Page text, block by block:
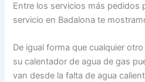
Entre los servicios más pedidos
servicio en Badalona te
De igual forma que cualquier
su calentador de agua de gas
van desde la falta de agua